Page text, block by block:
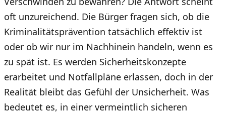
oft unzureichend. Die Bürger fragen sich, ob die
Kriminalitätsprävention tatsächlich effektiv ist
oder ob wir nur im Nachhinein handeln, wenn es
zu spät ist. Es werden Sicherheitskonzepte
erarbeitet und Notfallpläne erlassen, doch in der
Realität bleibt das Gefühl der Unsicherheit. Was
bedeutet es, in einer vermeintlich sicheren